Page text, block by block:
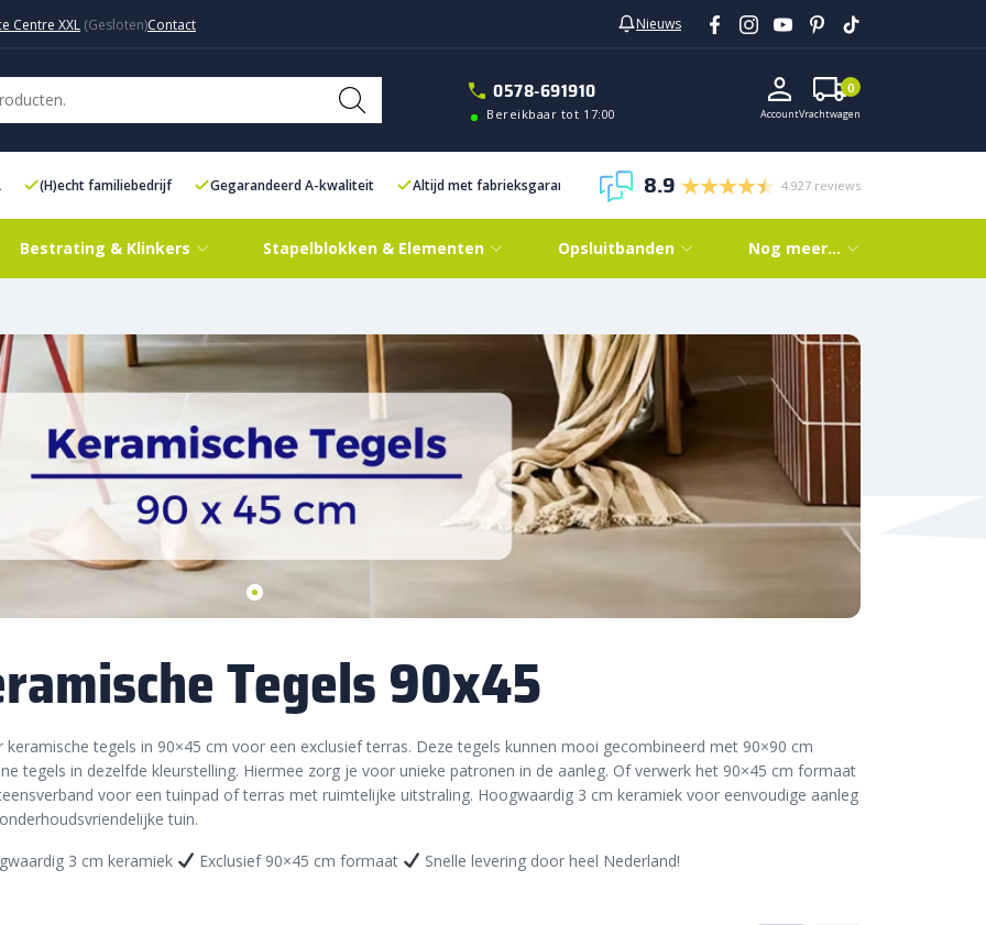
Centre XXL Contact Nieuws
0578-691910
Bereikbaar tot 17:00 AccountVrachtwagen
0
(H)echt familiebedrijf Gegarandeerd A-kwaliteit Altijd met fabrieksgarantie 8.9 4.927 reviews
Bestrating & Klinkers Stapelblokken & Elementen Opsluitbanden Nog meer…
Tegels 90x45
keramische tegels in 90×45 cm voor een exclusief terras. Deze tegels kunnen mooi gecombineerd met 90×90 cm
tegels in dezelfde kleurstelling. Hiermee zorg je voor unieke patronen in de aanleg. Of verwerk het 90×45 cm formaat
voor een tuinpad of terras met ruimtelijke uitstraling. Hoogwaardig 3 cm keramiek voor eenvoudige aanleg
tuin.
3 cm keramiek
Exclusief 90×45 cm formaat Snelle levering door heel Nederland!